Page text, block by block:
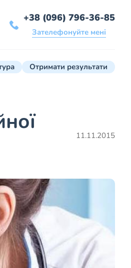
+38 (096) 796-36-85
Зателефонуйте мені
Отримати результати
11.11.2015